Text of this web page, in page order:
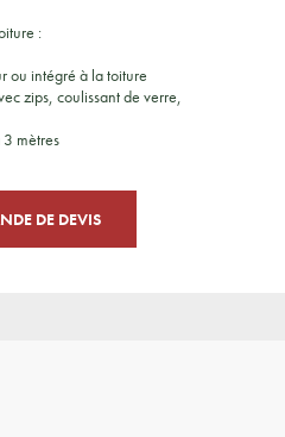
:
ou intégré à la toiture
zips, coulissant de verre,
3 mètres
DE DEVIS